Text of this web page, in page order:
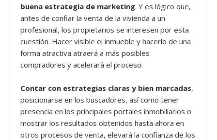
buena estrategia de marketing. Y es lógico que,
antes de confiar la venta de la vivienda a un
profesional, los propietarios se interesen por esta
cuestión. Hacer visible el inmueble y hacerlo de una
forma atractiva atraerá a más posibles
compradores y acelerará el proceso.
Contar con estrategias claras y bien marcadas,
posicionarse en los buscadores, así como tener
presencia en los principales portales inmobiliarios o
mostrar los resultados obtenidos hasta ahora en
otros procesos de venta, elevará la confianza de los